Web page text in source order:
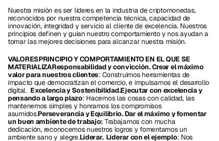
Nuestra misión es ser líderes en la industria de criptomonedas,
reconocidos por nuestra competencia técnica, capacidad de
innovación, integridad y servicio al cliente de excelencia. Nuestros
principios definen y guían nuestro comportamiento y nos ayudan a
tomar las mejores decisiones para alcanzar nuestra misión.
VALORESPRINCIPIO Y COMPORTAMIENTO EN EL QUE SE
MATERIALIZAResponsabilidad y convicción. Crear el máximo
valor para nuestros clientes: Construimos herramientas de
impacto que democratizan el comercio, e impulsamos el desarrollo
digital. Excelencia y Sostenibilidad.Ejecutar con excelencia y
pensando a largo plazo: Hacemos las cosas con calidad, las
mantenemos simples y honramos los compromisos
asumidos.Perseverancia y Equilibrio. Dar el máximo y fomentar
un buen ambiente de trabajo: Trabajamos con mucha
dedicación, reconocemos nuestros logros y fomentamos un
ambiente sano y alegre.Liderar.  Liderar con el ejemplo: Nos